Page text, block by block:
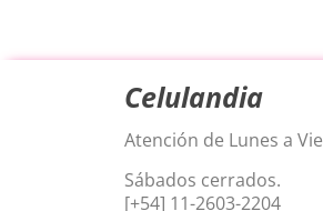
Celulandia
Atención de Lunes a
Sábados cerrados.
[+54] 11-2603-2204